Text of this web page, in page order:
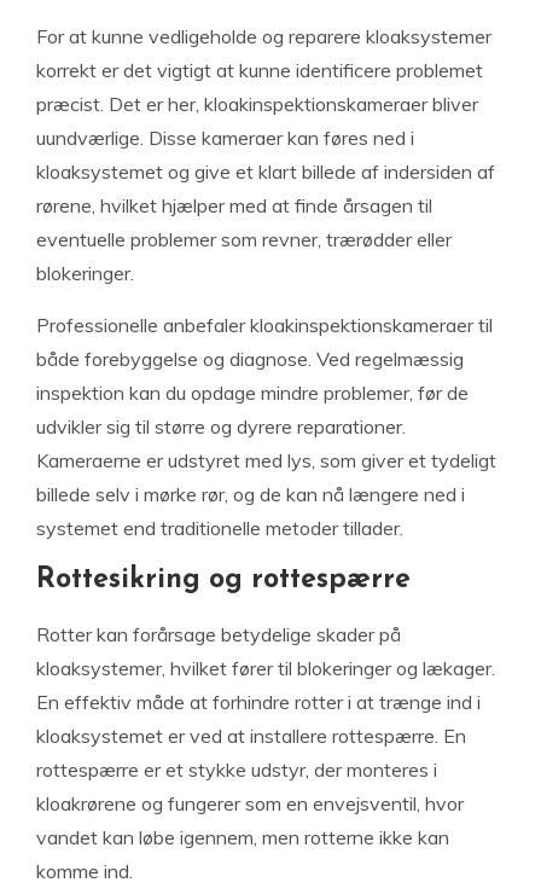
For at kunne vedligeholde og reparere kloaksystemer
korrekt er det vigtigt at kunne identificere problemet
præcist. Det er her, kloakinspektionskameraer bliver
uundværlige. Disse kameraer kan føres ned i
kloaksystemet og give et klart billede af indersiden af
rørene, hvilket hjælper med at finde årsagen til
eventuelle problemer som revner, trærødder eller
blokeringer.
Professionelle anbefaler kloakinspektionskameraer til
både forebyggelse og diagnose. Ved regelmæssig
inspektion kan du opdage mindre problemer, før de
udvikler sig til større og dyrere reparationer.
Kameraerne er udstyret med lys, som giver et tydeligt
billede selv i mørke rør, og de kan nå længere ned i
systemet end traditionelle metoder tillader.
Rottesikring og rottespærre
Rotter kan forårsage betydelige skader på
kloaksystemer, hvilket fører til blokeringer og lækager.
En effektiv måde at forhindre rotter i at trænge ind i
kloaksystemet er ved at installere rottespærre. En
rottespærre er et stykke udstyr, der monteres i
kloakrørene og fungerer som en envejsventil, hvor
vandet kan løbe igennem, men rotterne ikke kan
komme ind.